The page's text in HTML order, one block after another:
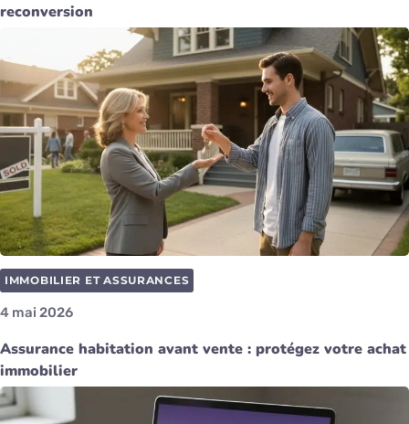
reconversion
IMMOBILIER ET ASSURANCES
4 mai 2026
Assurance habitation avant vente : protégez votre achat
immobilier